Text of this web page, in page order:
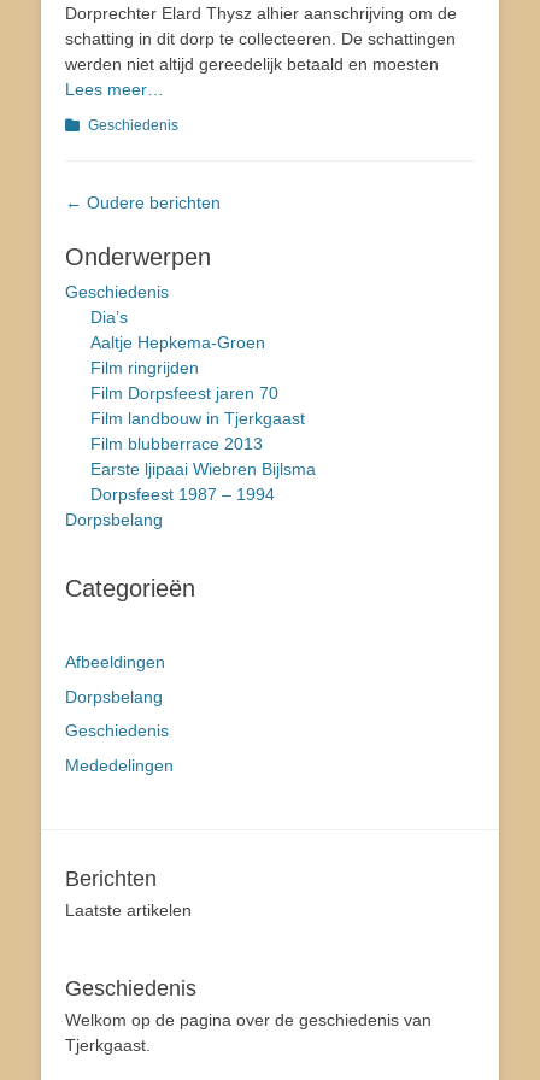
Dorprechter Elard Thysz alhier aanschrijving om de
schatting in dit dorp te collecteeren. De schattingen
werden niet altijd gereedelijk betaald en moesten
Lees meer…
Categorieën
Geschiedenis
Bericht
← Oudere berichten
Onderwerpen
Geschiedenis
Dia’s
Aaltje Hepkema-Groen
Film ringrijden
Film Dorpsfeest jaren 70
Film landbouw in Tjerkgaast
Film blubberrace 2013
Earste ljipaai Wiebren Bijlsma
Dorpsfeest 1987 – 1994
Dorpsbelang
Categorieën
Afbeeldingen
Dorpsbelang
Geschiedenis
Mededelingen
Berichten
Laatste artikelen
Geschiedenis
Welkom op de pagina over de geschiedenis van
Tjerkgaast.